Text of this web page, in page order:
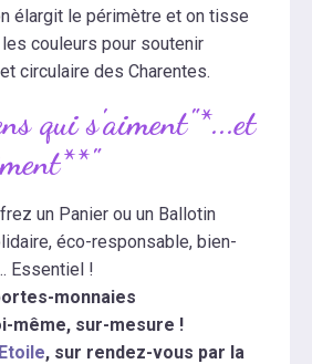
élargit le périmètre et on tisse
couleurs pour soutenir
circulaire des Charentes.
qui s'aiment"*...et
**"
un Panier ou un Ballotin
éco-responsable, bien-
Essentiel !
monnaies
même, sur-mesure !
, sur rendez-vous par la